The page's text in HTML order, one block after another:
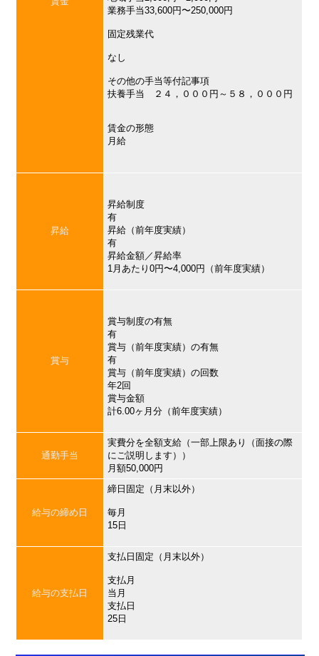
業務手当33,600円〜250,000円
固定残業代
なし
その他の手当等付記事項
扶養手当 ２４，０００円～５８，０００円
賃金の形態
月給
昇給
昇給制度
有
昇給（前年度実績）
有
昇給金額／昇給率
1月あたり0円〜4,000円（前年度実績）
賞与
賞与制度の有無
有
賞与（前年度実績）の有無
有
賞与（前年度実績）の回数
年2回
賞与金額
計6.00ヶ月分（前年度実績）
通勤手当
実費分を全額支給（一部上限あり（面接の際
にご説明します））
月額50,000円
給与の締め日
締日固定（月末以外）
毎月
15日
給与の支払日
支払日固定（月末以外）
支払月
当月
支払日
25日